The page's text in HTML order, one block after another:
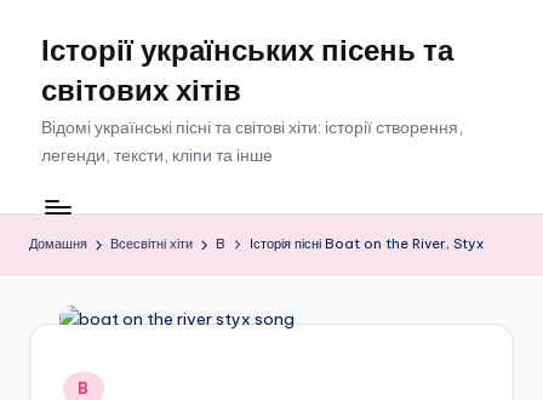
Перейти
вмісту
Історії українських пісень та
світових хітів
Відомі українські пісні та світові хіти: історії створення,
легенди, тексти, кліпи та інше
Домашня Всесвітні хіти B Історія пісні Boat on the River, Styx
Опубліковано
B